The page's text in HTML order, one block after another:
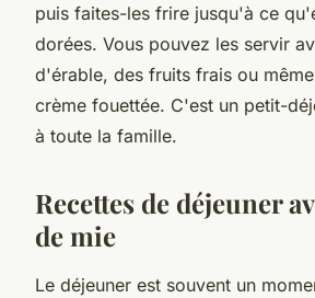
puis faites-les frire jusqu'à ce
dorées. Vous pouvez les servir
d'érable, des fruits frais ou
crème fouettée. C'est un petit-
à toute la famille.
Recettes de déjeuner
de mie
Le déjeuner est souvent un